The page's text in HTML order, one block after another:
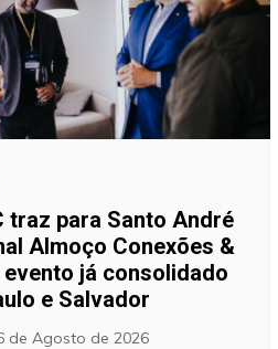
traz para Santo André
Almoço Conexões &
já consolidado
e Salvador
de Agosto de 2026